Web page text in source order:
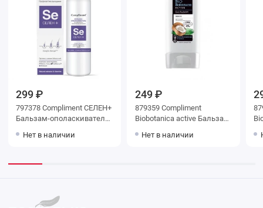
299 ₽
797378 Compliment СЕЛЕН+
Бальзам-ополаскиватель
роста, профилактика
Нет в наличии
249 ₽
879359 Compliment
Biobotanica active Бальзам
окрашенных волос
Нет в наличии